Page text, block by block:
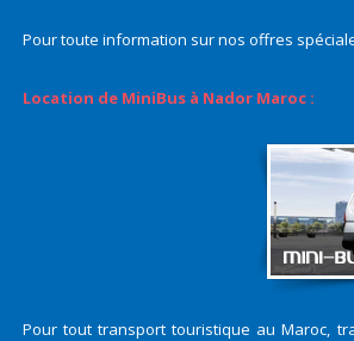
Pour toute information sur nos offres
Location de MiniBus à Nador Maroc :
Pour tout transport touristique au Maroc,